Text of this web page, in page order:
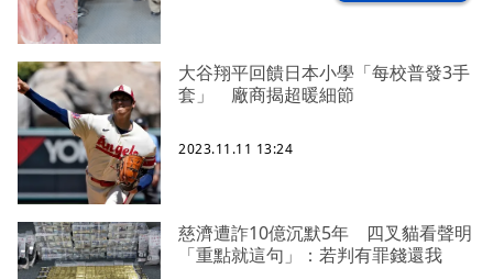
大谷翔平回饋日本小學「每校普發3手
套」 廠商揭超暖細節
2023.11.11 13:24
慈濟遭詐10億沉默5年 四叉貓看聲明
「重點就這句」：若判有罪錢還我